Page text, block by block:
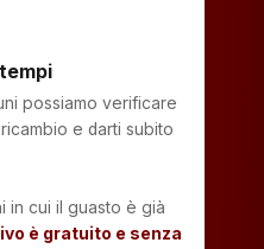
possiamo verificare
e darti subito
in cui il guasto è già
è gratuito e senza